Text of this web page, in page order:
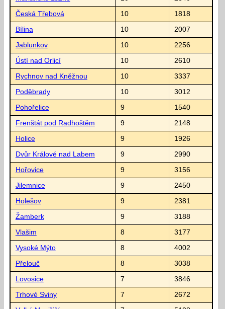
Česká Třebová 10 1818
Bílina 10 2007
Jablunkov 10 2256
Ústí nad Orlicí 10 2610
Rychnov nad Kněžnou 10 3337
Poděbrady 10 3012
Pohořelice 9 1540
Frenštát pod Radhoštěm 9 2148
Holice 9 1926
Dvůr Králové nad Labem 9 2990
Hořovice 9 3156
Jilemnice 9 2450
Holešov 9 2381
Žamberk 9 3188
Vlašim 8 3177
Vysoké Mýto 8 4002
Přelouč 8 3038
Lovosice 7 3846
Trhové Sviny 7 2672